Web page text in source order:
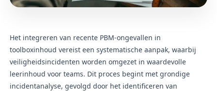
Het integreren van recente PBM-ongevallen in
toolboxinhoud vereist een systematische aanpak, waarbij
veiligheidsincidenten worden omgezet in waardevolle
leerinhoud voor teams. Dit proces begint met grondige
incidentanalyse, gevolgd door het identificeren van